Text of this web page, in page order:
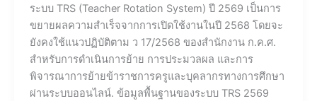
ระบบ TRS (Teacher Rotation System) ปี 2569 เป็นการ
ขยายผลความสำเร็จจากการเปิดใช้งานในปี 2568 โดยจะ
ยังคงใช้แนวปฏิบัติตาม ว 17/2568 ของสำนักงาน ก.ค.ศ.
สำหรับการดำเนินการย้าย การประมวลผล และการ
พิจารณาการย้ายข้าราชการครูและบุคลากรทางการศึกษา
ผ่านระบบออนไลน์. ข้อมูลพื้นฐานของระบบ TRS 2569